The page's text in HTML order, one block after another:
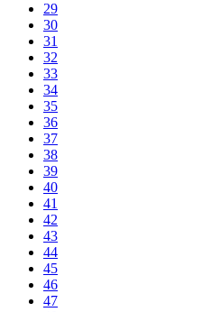
29
30
31
32
33
34
35
36
37
38
39
40
41
42
43
44
45
46
47